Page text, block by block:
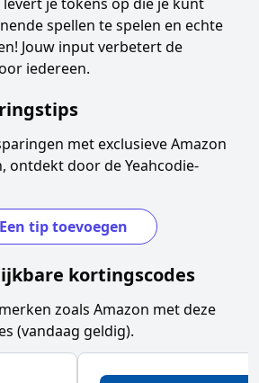
spellen te spelen en echte
Jouw input verbetert de
iedereen.
met exclusieveAmazon
ontdekt door de Yeahcodie-
Een tip toevoegen
kortingscodes
zoals Amazon met deze
(vandaag geldig).